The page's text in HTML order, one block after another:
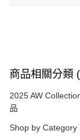
商品相關分類
2025 AW
品
Shop by Category